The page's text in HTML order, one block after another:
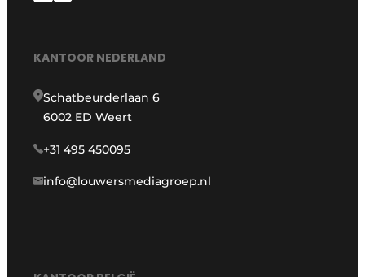
KANTOOR NEDERLAND
Schatbeurderlaan 6
6002 ED Weert
+31 495 450095
info@louwersmediagroep.nl